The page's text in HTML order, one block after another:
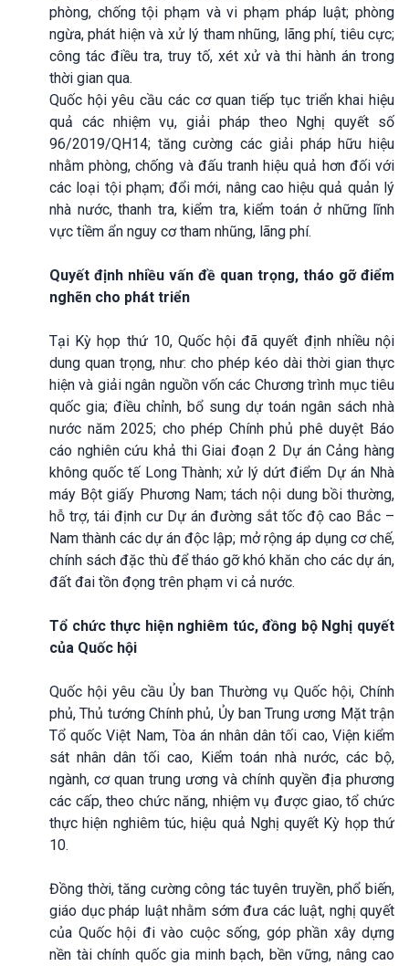
phòng, chống tội phạm và vi phạm pháp luật; phòng
ngừa, phát hiện và xử lý tham nhũng, lãng phí, tiêu cực;
công tác điều tra, truy tố, xét xử và thi hành án trong
thời gian qua.
Quốc hội yêu cầu các cơ quan tiếp tục triển khai hiệu
quả các nhiệm vụ, giải pháp theo Nghị quyết số
96/2019/QH14; tăng cường các giải pháp hữu hiệu
nhằm phòng, chống và đấu tranh hiệu quả hơn đối với
các loại tội phạm; đổi mới, nâng cao hiệu quả quản lý
nhà nước, thanh tra, kiểm tra, kiểm toán ở những lĩnh
vực tiềm ẩn nguy cơ tham nhũng, lãng phí.
Quyết định nhiều vấn đề quan trọng, tháo gỡ điểm
nghẽn cho phát triển
Tại Kỳ họp thứ 10, Quốc hội đã quyết định nhiều nội
dung quan trọng, như: cho phép kéo dài thời gian thực
hiện và giải ngân nguồn vốn các Chương trình mục tiêu
quốc gia; điều chỉnh, bổ sung dự toán ngân sách nhà
nước năm 2025; cho phép Chính phủ phê duyệt Báo
cáo nghiên cứu khả thi Giai đoạn 2 Dự án Cảng hàng
không quốc tế Long Thành; xử lý dứt điểm Dự án Nhà
máy Bột giấy Phương Nam; tách nội dung bồi thường,
hỗ trợ, tái định cư Dự án đường sắt tốc độ cao Bắc –
Nam thành các dự án độc lập; mở rộng áp dụng cơ chế,
chính sách đặc thù để tháo gỡ khó khăn cho các dự án,
đất đai tồn đọng trên phạm vi cả nước.
Tổ chức thực hiện nghiêm túc, đồng bộ Nghị quyết
của Quốc hội
Quốc hội yêu cầu Ủy ban Thường vụ Quốc hội, Chính
phủ, Thủ tướng Chính phủ, Ủy ban Trung ương Mặt trận
Tổ quốc Việt Nam, Tòa án nhân dân tối cao, Viện kiểm
sát nhân dân tối cao, Kiểm toán nhà nước, các bộ,
ngành, cơ quan trung ương và chính quyền địa phương
các cấp, theo chức năng, nhiệm vụ được giao, tổ chức
thực hiện nghiêm túc, hiệu quả Nghị quyết Kỳ họp thứ
10.
Đồng thời, tăng cường công tác tuyên truyền, phổ biến,
giáo dục pháp luật nhằm sớm đưa các luật, nghị quyết
của Quốc hội đi vào cuộc sống, góp phần xây dựng
nền tài chính quốc gia minh bạch, bền vững, nâng cao